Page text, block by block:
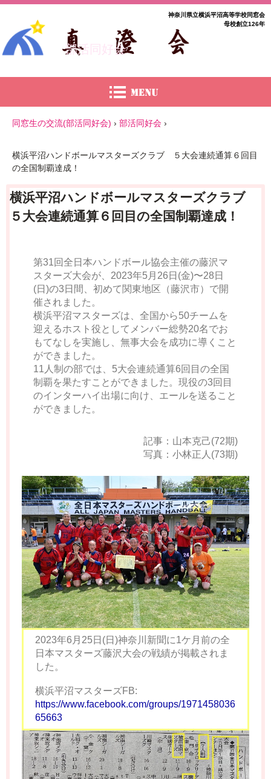
部活同好会
神奈川県立横浜平沼高等学校同窓会
母校創立126年
同窓生の交流(部活同好会) › 部活同好会 ›
横浜平沼ハンドボールマスターズクラブ ５大会連続通算６回目
の全国制覇達成！
横浜平沼ハンドボールマスターズクラブ
５大会連続通算６回目の全国制覇達成！
第31回全日本ハンドボール協会主催の藤沢マ
スターズ大会が、2023年5月26日(金)〜28日
(日)の3日間、初めて関東地区（藤沢市）で開
催されました。
横浜平沼マスターズは、全国から50チームを
迎えるホスト役としてメンバー総勢20名でお
もてなしを実施し、無事大会を成功に導くこと
ができました。
11人制の部では、5大会連続通算6回目の全国
制覇を果たすことができました。現役の3回目
のインターハイ出場に向け、エールを送ること
ができました。
記事：山本克己(72期)
写真：小林正人(73期)
2023年6月25日(日)神奈川新聞に1ケ月前の全
日本マスターズ藤沢大会の戦績が掲載されま
した。
横浜平沼マスターズFB:
https://www.facebook.com/groups/1971458036
65663